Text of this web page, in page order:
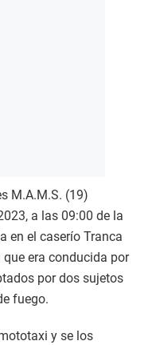
M.A.M.S. (19)
a las 09:00 de la
en el caserío Tranca
era conducida por
por dos sujetos
fuego.
y se los